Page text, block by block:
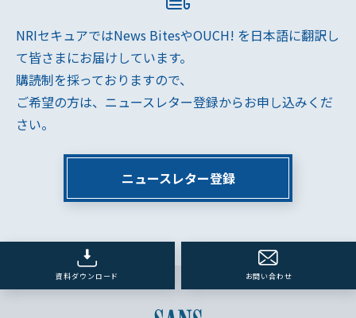
NRIセキュアではNews BitesやOUCH! を日本語に翻訳し
て皆さまにお届けしています。
購読制を採っておりますので、
ご希望の方は、ニュースレター登録からお申し込みくだ
さい。
ニュースレター登録
資料ダウンロード お問い合わせ